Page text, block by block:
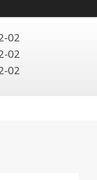
02
02
02